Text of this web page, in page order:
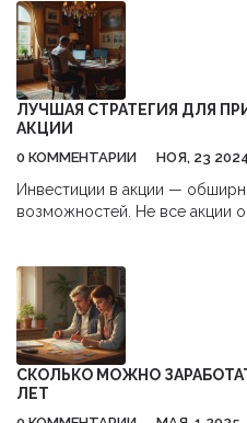
ЛУЧШАЯ СТРАТЕГИЯ ДЛЯ
АКЦИИ
0 КОММЕНТАРИИ НОЯ, 23
Инвестиции в акции —
возможностей. Не все акции
рассматриваются советы по
также примеры успешных
Обсуждаются выбор
высокотехнологичных
ростом. Подробнее описаны
финансовых показателей
СКОЛЬКО МОЖНО
ЛЕТ